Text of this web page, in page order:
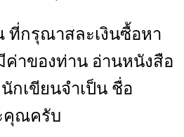
กรุณาสละเงินซื้อหา
ค่าของท่าน อ่านหนังสือ
กเขียนจำเป็น ชื่อ
คุณครับ